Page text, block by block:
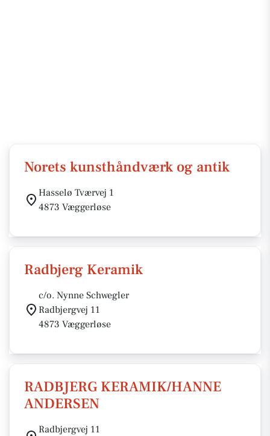
Norets kunsthåndværk og antik
Hasselø Tværvej 1
4873 Væggerløse
Radbjerg Keramik
c/o. Nynne Schwegler
Radbjergvej 11
4873 Væggerløse
RADBJERG KERAMIK/HANNE
ANDERSEN
Radbjergvej 11